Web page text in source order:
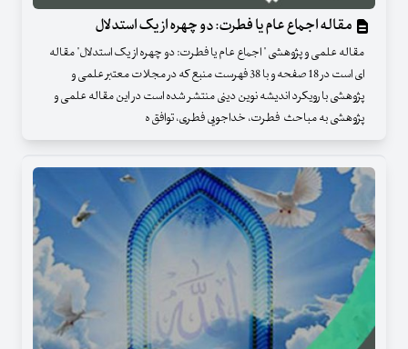
مقاله اجماع عام یا فطرت: دو چهره از یک استدلال
مقاله علمی و پژوهشی " اجماع عام یا فطرت: دو چهره از یک استدلال" مقاله
ای است در 18 صفحه و با 38 فهرست منبع که در مجلات معتبر علمی و
پژوهشی با رویکرد اندیشه نوین دینی منتشر شده است در این مقاله علمی و
پژوهشی به مباحث فطرت، خداجویی فطری، توافق ه